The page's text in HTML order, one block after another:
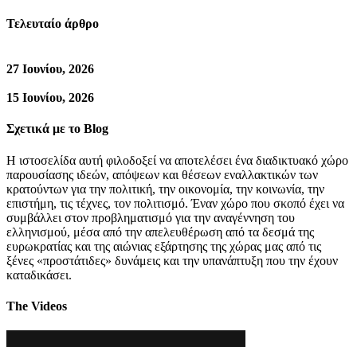
Τελευταίο άρθρο
27 Ιουνίου, 2026
15 Ιουνίου, 2026
Σχετικά με το Blog
Η ιστοσελίδα αυτή φιλοδοξεί να αποτελέσει ένα διαδικτυακό χώρο
παρουσίασης ιδεών, απόψεων και θέσεων εναλλακτικών των
κρατούντων για την πολιτική, την οικονομία, την κοινωνία, την
επιστήμη, τις τέχνες, τον πολιτισμό. Έναν χώρο που σκοπό έχει να
συμβάλλει στον προβληματισμό για την αναγέννηση του
ελληνισμού, μέσα από την απελευθέρωση από τα δεσμά της
ευρωκρατίας και της αιώνιας εξάρτησης της χώρας μας από τις
ξένες «προστάτιδες» δυνάμεις και την υπανάπτυξη που την έχουν
καταδικάσει.
The Videos